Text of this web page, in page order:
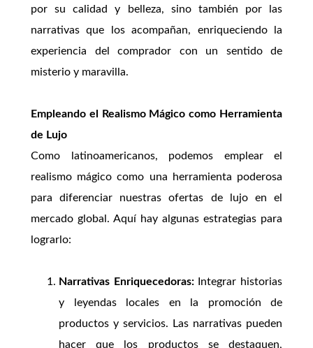
por su calidad y belleza, sino también por las
narrativas que los acompañan, enriqueciendo la
experiencia del comprador con un sentido de
misterio y maravilla.
Empleando el Realismo Mágico como Herramienta
de Lujo
Como latinoamericanos, podemos emplear el
realismo mágico como una herramienta poderosa
para diferenciar nuestras ofertas de lujo en el
mercado global. Aquí hay algunas estrategias para
lograrlo:
Narrativas Enriquecedoras:
Integrar historias
y leyendas locales en la promoción de
productos y servicios. Las narrativas pueden
hacer que los productos se destaquen,